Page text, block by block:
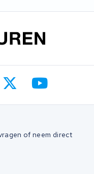
of neem direct